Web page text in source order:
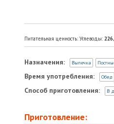
Питательная ценность: Углеводы:
Назначения: Выпечка
Время употребления:
Обед
Способ приготовления:
В
Приготовление: